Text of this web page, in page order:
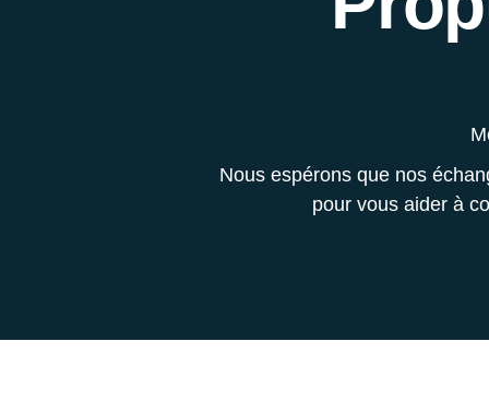
Nous espérons que nos
pour vous aider à